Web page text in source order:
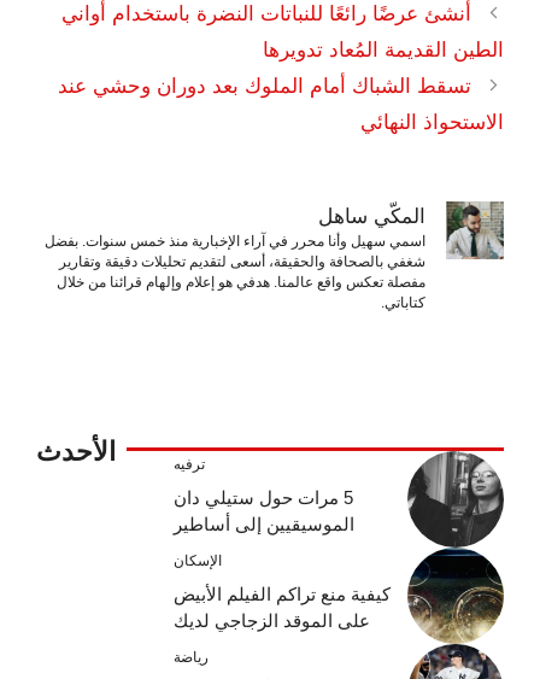
أنشئ عرضًا رائعًا للنباتات النضرة باستخدام أواني
الطين القديمة المُعاد تدويرها
تسقط الشباك أمام الملوك بعد دوران وحشي عند
الاستحواذ النهائي
المكّي ساهل
اسمي سهيل وأنا محرر في آراء الإخبارية منذ خمس سنوات. بفضل
شغفي بالصحافة والحقيقة، أسعى لتقديم تحليلات دقيقة وتقارير
مفصلة تعكس واقع عالمنا. هدفي هو إعلام وإلهام قرائنا من خلال
كتاباتي.
الأحدث ترفيه
5 مرات حول ستيلي دان
الموسيقيين إلى أساطير
الإسكان
كيفية منع تراكم الفيلم الأبيض
على الموقد الزجاجي لديك
رياضة